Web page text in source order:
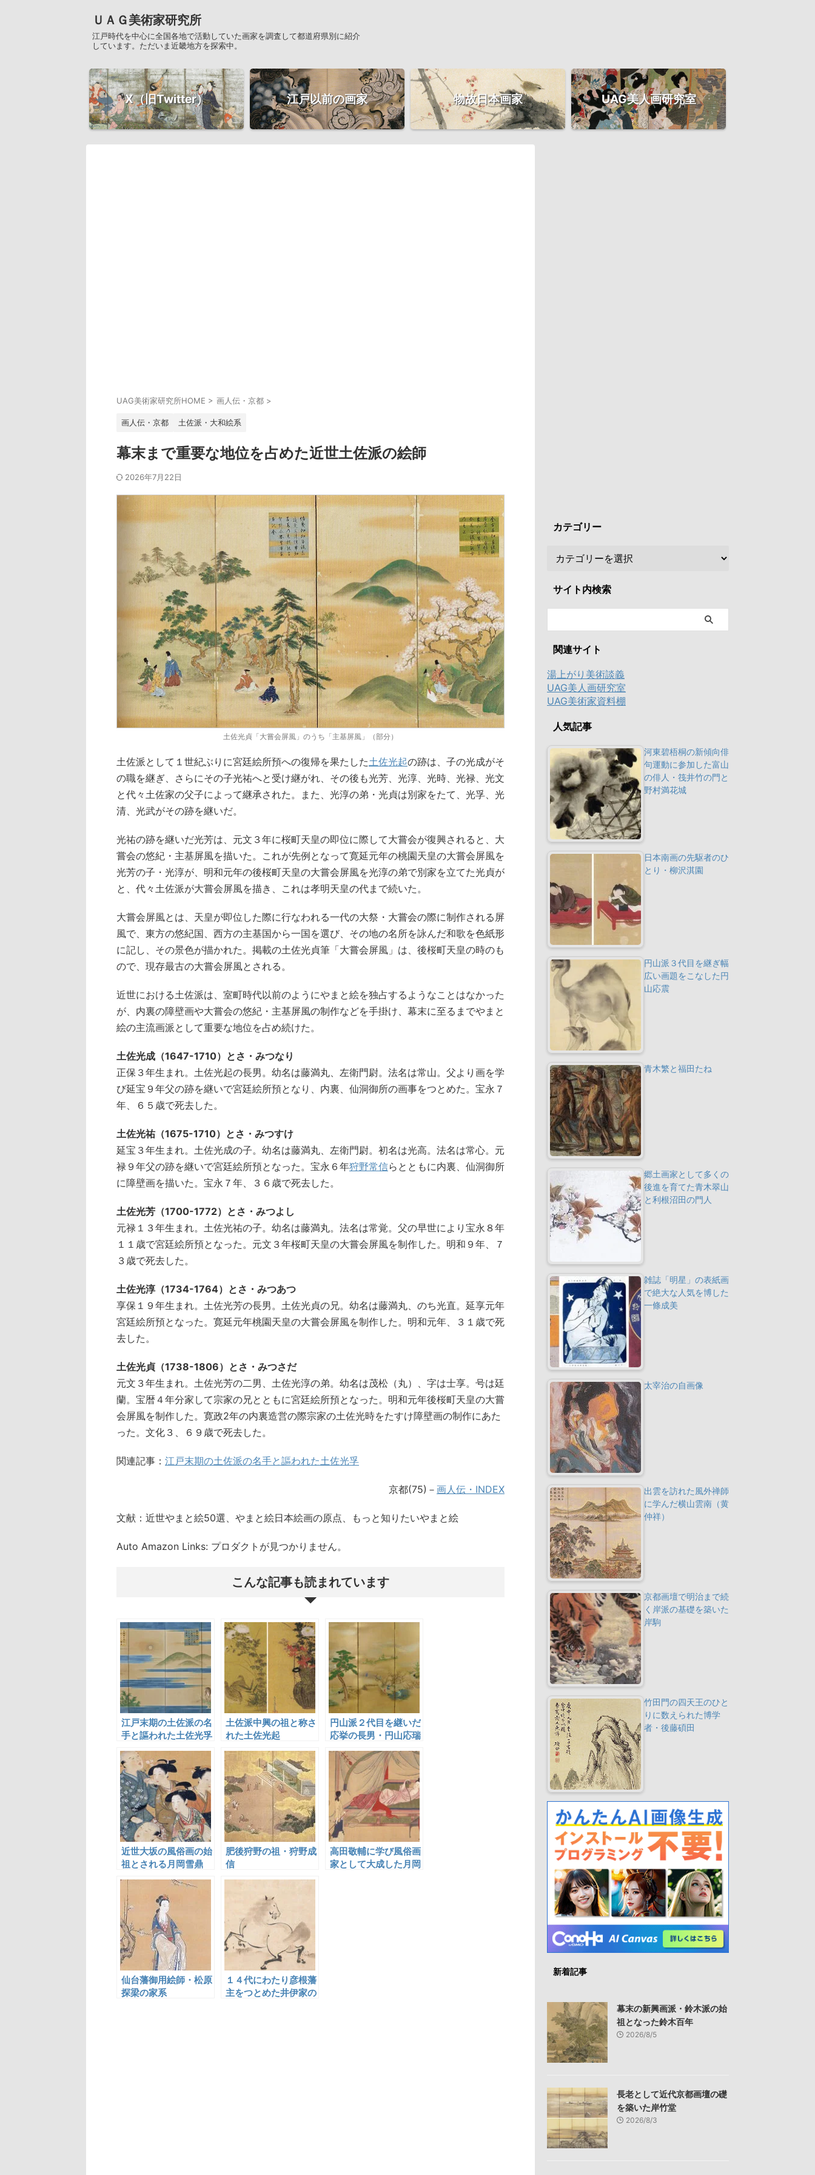
ＵＡＧ美術家研究所
江戸時代を中心に全国各地で活動していた画家を調査して都道府県別に紹介
しています。ただいま近畿地方を探索中。
X（旧Twitter） 江戸以前の画家 物故日本画家 UAG美人画研究室
UAG美術家研究所HOME > 画人伝・京都 >
画人伝・京都 土佐派・大和絵系
幕末まで重要な地位を占めた近世土佐派の絵師
2026年7月22日
土佐光貞「大嘗会屏風」のうち「主基屏風」（部分）
土佐派として１世紀ぶりに宮廷絵所預への復帰を果たした土佐光起の跡は、子の光成がそ
の職を継ぎ、さらにその子光祐へと受け継がれ、その後も光芳、光淳、光時、光禄、光文
と代々土佐家の父子によって継承された。また、光淳の弟・光貞は別家をたて、光孚、光
清、光武がその跡を継いだ。
光祐の跡を継いだ光芳は、元文３年に桜町天皇の即位に際して大嘗会が復興されると、大
嘗会の悠紀・主基屏風を描いた。これが先例となって寛延元年の桃園天皇の大嘗会屏風を
光芳の子・光淳が、明和元年の後桜町天皇の大嘗会屏風を光淳の弟で別家を立てた光貞が
と、代々土佐派が大嘗会屏風を描き、これは孝明天皇の代まで続いた。
大嘗会屏風とは、天皇が即位した際に行なわれる一代の大祭・大嘗会の際に制作される屏
風で、東方の悠紀国、西方の主基国から一国を選び、その地の名所を詠んだ和歌を色紙形
に記し、その景色が描かれた。掲載の土佐光貞筆「大嘗会屏風」は、後桜町天皇の時のも
ので、現存最古の大嘗会屏風とされる。
近世における土佐派は、室町時代以前のようにやまと絵を独占するようなことはなかった
が、内裏の障壁画や大嘗会の悠紀・主基屏風の制作などを手掛け、幕末に至るまでやまと
絵の主流画派として重要な地位を占め続けた。
土佐光成（1647-1710）とさ・みつなり
正保３年生まれ。土佐光起の長男。幼名は藤満丸、左衛門尉。法名は常山。父より画を学
び延宝９年父の跡を継いで宮廷絵所預となり、内裏、仙洞御所の画事をつとめた。宝永７
年、６５歳で死去した。
土佐光祐（1675-1710）とさ・みつすけ
延宝３年生まれ。土佐光成の子。幼名は藤満丸、左衛門尉。初名は光高。法名は常心。元
禄９年父の跡を継いで宮廷絵所預となった。宝永６年狩野常信らとともに内裏、仙洞御所
に障壁画を描いた。宝永７年、３６歳で死去した。
土佐光芳（1700-1772）とさ・みつよし
元禄１３年生まれ。土佐光祐の子。幼名は藤満丸。法名は常覚。父の早世により宝永８年
１１歳で宮廷絵所預となった。元文３年桜町天皇の大嘗会屏風を制作した。明和９年、７
３歳で死去した。
土佐光淳（1734-1764）とさ・みつあつ
享保１９年生まれ。土佐光芳の長男。土佐光貞の兄。幼名は藤満丸、のち光直。延享元年
宮廷絵所預となった。寛延元年桃園天皇の大嘗会屏風を制作した。明和元年、３１歳で死
去した。
土佐光貞（1738-1806）とさ・みつさだ
元文３年生まれ。土佐光芳の二男、土佐光淳の弟。幼名は茂松（丸）、字は士享。号は廷
蘭。宝暦４年分家して宗家の兄とともに宮廷絵所預となった。明和元年後桜町天皇の大嘗
会屏風を制作した。寛政2年の内裏造営の際宗家の土佐光時をたすけ障壁画の制作にあた
った。文化３、６９歳で死去した。
関連記事： 江戸末期の土佐派の名手と謳われた土佐光孚
京都(75)－ 画人伝・INDEX
文献：近世やまと絵50選、やまと絵日本絵画の原点、もっと知りたいやまと絵
Auto Amazon Links: プロダクトが見つかりません。
こんな記事も読まれています
江戸末期の土佐派の名
手と謳われた土佐光孚
土佐派中興の祖と称さ
れた土佐光起
円山派２代目を継いだ
応挙の長男・円山応瑞
近世大坂の風俗画の始
祖とされる月岡雪鼎
肥後狩野の祖・狩野成
信
高田敬輔に学び風俗画
家として大成した月岡
仙台藩御用絵師・松原
探梁の家系
１４代にわたり彦根藩
主をつとめた井伊家の
カテゴリー
サイト内検索
関連サイト
湯上がり美術談義
UAG美人画研究室
UAG美術家資料棚
人気記事
河東碧梧桐の新傾向俳
句運動に参加した富山
の俳人・筏井竹の門と
野村満花城
日本南画の先駆者のひ
とり・柳沢淇園
円山派３代目を継ぎ幅
広い画題をこなした円
山応震
青木繁と福田たね
郷土画家として多くの
後進を育てた青木翠山
と利根沼田の門人
雑誌「明星」の表紙画
で絶大な人気を博した
一條成美
太宰治の自画像
出雲を訪れた風外禅師
に学んだ横山雲南（黄
仲祥）
京都画壇で明治まで続
く岸派の基礎を築いた
岸駒
竹田門の四天王のひと
りに数えられた博学
者・後藤碩田
新着記事
幕末の新興画派・鈴木派の始
祖となった鈴木百年
2026/8/5
長老として近代京都画壇の礎
を築いた岸竹堂
2026/8/3